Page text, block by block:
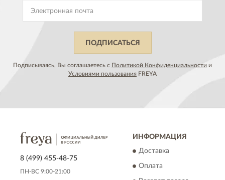
ПОДПИСАТЬСЯ
Подписываясь, Вы соглашаетесь с Политикой Конфиденциальности и
Условиями пользования FREYA
8 (499) 455-48-75
ПН-ВС 9:00-21:00
ИНФОРМАЦИЯ
Доставка
Оплата